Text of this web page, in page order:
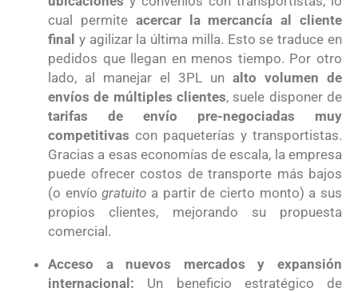
cual permite acercar la mercancía al cliente
final y agilizar la última milla. Esto se traduce en
pedidos que llegan en menos tiempo. Por otro
lado, al manejar el 3PL un alto volumen de
envíos de múltiples clientes, suele disponer de
tarifas de envío pre-negociadas muy
competitivas con paqueterías y transportistas.
Gracias a esas economías de escala, la empresa
puede ofrecer costos de transporte más bajos
(o envíogratuito a partir de cierto monto) a sus
propios clientes, mejorando su propuesta
comercial.
Acceso a nuevos mercados y expansión
internacional: Un beneficio estratégico de